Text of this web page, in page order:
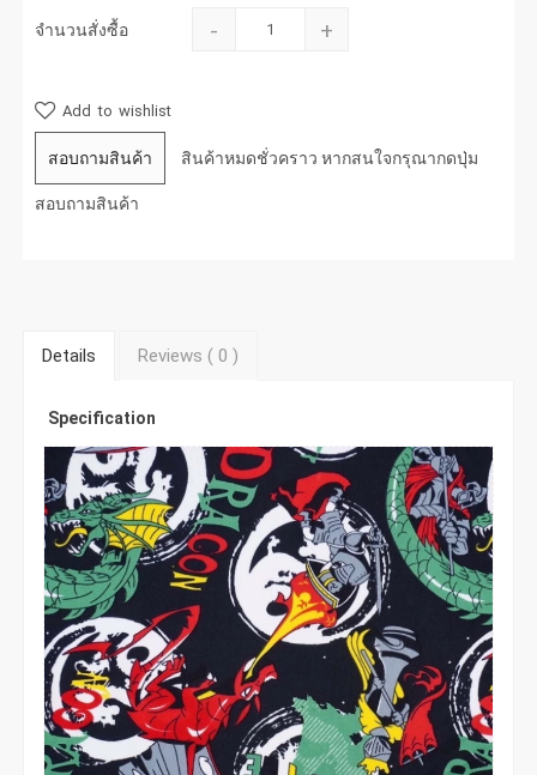
จำนวนสั่งซื้อ - +
Add to wishlist
สอบถามสินค้า สินค้าหมดชั่วคราว หากสนใจกรุณากดปุ่ม
สอบถามสินค้า
Details Reviews ( 0)
Specification